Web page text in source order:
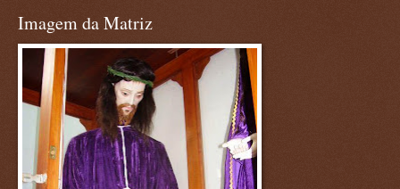
Imagem da Matriz